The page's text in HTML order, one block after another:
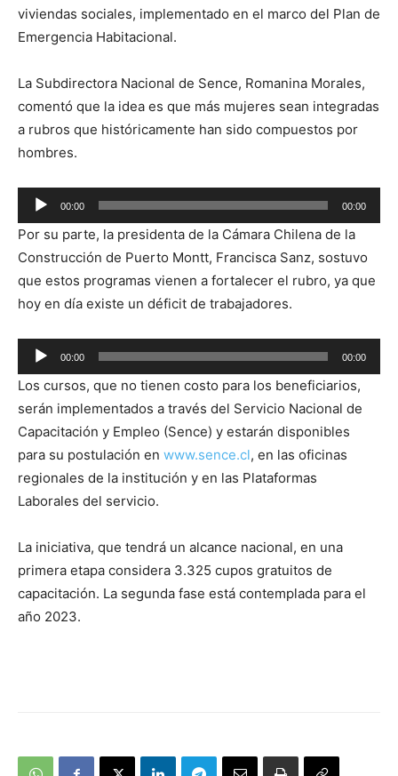
viviendas sociales, implementado en el marco del Plan de
Emergencia Habitacional.
La Subdirectora Nacional de Sence, Romanina Morales,
comentó que la idea es que más mujeres sean integradas
a rubros que históricamente han sido compuestos por
hombres.
Reproductor
de
audio
00:00 00:00
Por su parte, la presidenta de la Cámara Chilena de la
Construcción de Puerto Montt, Francisca Sanz, sostuvo
que estos programas vienen a fortalecer el rubro, ya que
hoy en día existe un déficit de trabajadores.
Reproductor
de
audio
00:00 00:00
Los cursos, que no tienen costo para los beneficiarios,
serán implementados a través del Servicio Nacional de
Capacitación y Empleo (Sence) y estarán disponibles
para su postulación en www.sence.cl, en las oficinas
regionales de la institución y en las Plataformas
Laborales del servicio.
La iniciativa, que tendrá un alcance nacional, en una
primera etapa considera 3.325 cupos gratuitos de
capacitación. La segunda fase está contemplada para el
año 2023.